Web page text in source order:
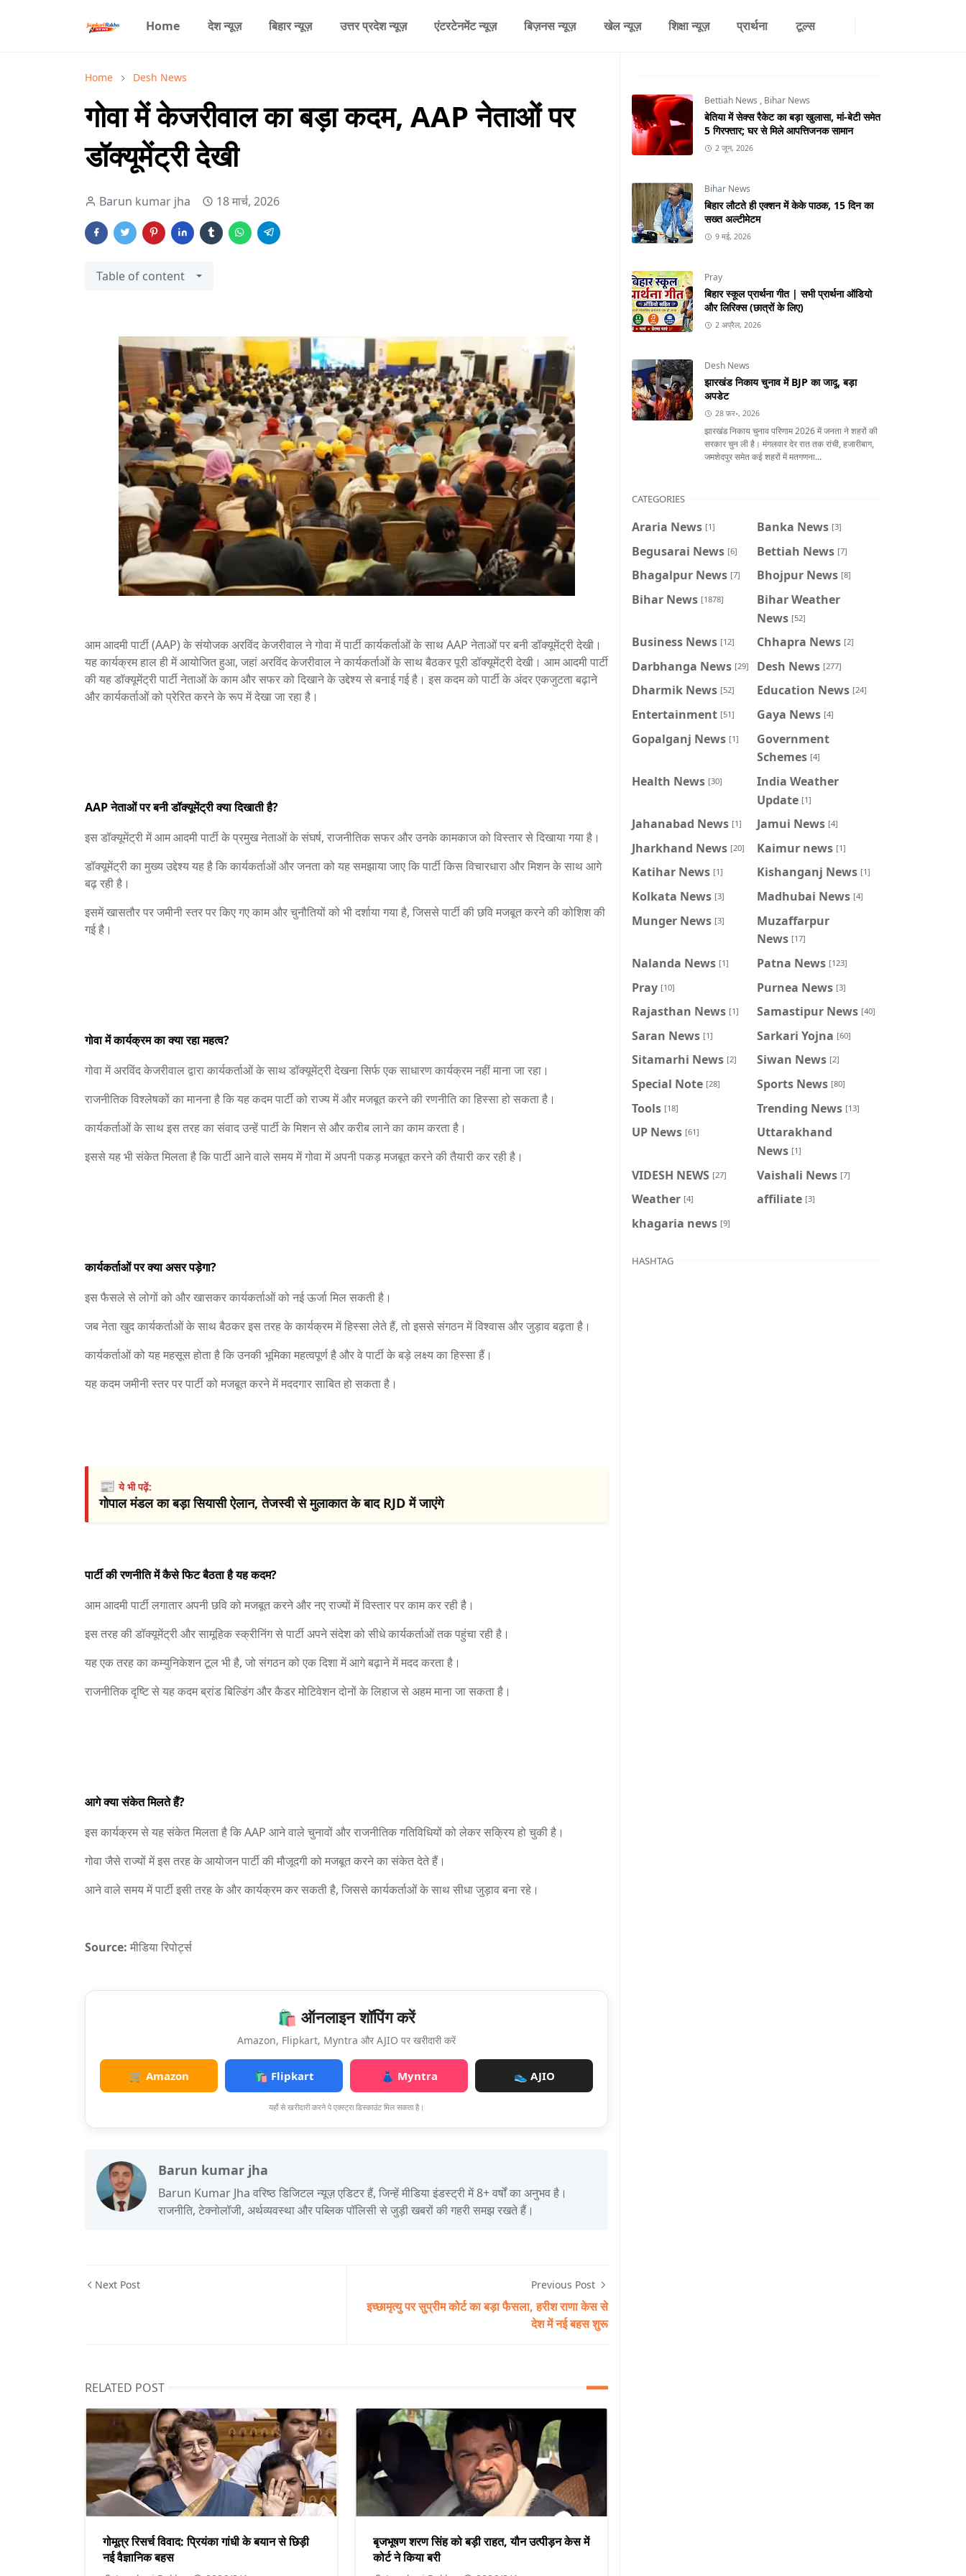
Home देश न्यूज़ बिहार न्यूज़ उत्तर प्रदेश न्यूज़ एंटरटेनमेंट न्यूज़ बिज़नस न्यूज़ खेल न्यूज़ शिक्षा न्यूज़ प्रार्थना टूल्स
Home Desh News
गोवा में केजरीवाल का बड़ा कदम, AAP नेताओं पर
डॉक्यूमेंट्री देखी
Barun kumar jha 18 मार्च, 2026
Table of content
आम आदमी पार्टी (AAP) के संयोजक अरविंद केजरीवाल ने गोवा में पार्टी कार्यकर्ताओं के साथ AAP नेताओं पर बनी डॉक्यूमेंट्री देखी।
यह कार्यक्रम हाल ही में आयोजित हुआ, जहां अरविंद केजरीवाल ने कार्यकर्ताओं के साथ बैठकर पूरी डॉक्यूमेंट्री देखी। आम आदमी पार्टी
की यह डॉक्यूमेंट्री पार्टी नेताओं के काम और सफर को दिखाने के उद्देश्य से बनाई गई है। इस कदम को पार्टी के अंदर एकजुटता बढ़ाने
और कार्यकर्ताओं को प्रेरित करने के रूप में देखा जा रहा है।
AAP नेताओं पर बनी डॉक्यूमेंट्री क्या दिखाती है?
इस डॉक्यूमेंट्री में आम आदमी पार्टी के प्रमुख नेताओं के संघर्ष, राजनीतिक सफर और उनके कामकाज को विस्तार से दिखाया गया है।
डॉक्यूमेंट्री का मुख्य उद्देश्य यह है कि कार्यकर्ताओं और जनता को यह समझाया जाए कि पार्टी किस विचारधारा और मिशन के साथ आगे
बढ़ रही है।
इसमें खासतौर पर जमीनी स्तर पर किए गए काम और चुनौतियों को भी दर्शाया गया है, जिससे पार्टी की छवि मजबूत करने की कोशिश की
गई है।
गोवा में कार्यक्रम का क्या रहा महत्व?
गोवा में अरविंद केजरीवाल द्वारा कार्यकर्ताओं के साथ डॉक्यूमेंट्री देखना सिर्फ एक साधारण कार्यक्रम नहीं माना जा रहा।
राजनीतिक विश्लेषकों का मानना है कि यह कदम पार्टी को राज्य में और मजबूत करने की रणनीति का हिस्सा हो सकता है।
कार्यकर्ताओं के साथ इस तरह का संवाद उन्हें पार्टी के मिशन से और करीब लाने का काम करता है।
इससे यह भी संकेत मिलता है कि पार्टी आने वाले समय में गोवा में अपनी पकड़ मजबूत करने की तैयारी कर रही है।
कार्यकर्ताओं पर क्या असर पड़ेगा?
इस फैसले से लोगों को और खासकर कार्यकर्ताओं को नई ऊर्जा मिल सकती है।
जब नेता खुद कार्यकर्ताओं के साथ बैठकर इस तरह के कार्यक्रम में हिस्सा लेते हैं, तो इससे संगठन में विश्वास और जुड़ाव बढ़ता है।
कार्यकर्ताओं को यह महसूस होता है कि उनकी भूमिका महत्वपूर्ण है और वे पार्टी के बड़े लक्ष्य का हिस्सा हैं।
यह कदम जमीनी स्तर पर पार्टी को मजबूत करने में मददगार साबित हो सकता है।
📰ये भी पढ़ें:
गोपाल मंडल का बड़ा सियासी ऐलान, तेजस्वी से मुलाकात के बाद RJD में जाएंगे
पार्टी की रणनीति में कैसे फिट बैठता है यह कदम?
आम आदमी पार्टी लगातार अपनी छवि को मजबूत करने और नए राज्यों में विस्तार पर काम कर रही है।
इस तरह की डॉक्यूमेंट्री और सामूहिक स्क्रीनिंग से पार्टी अपने संदेश को सीधे कार्यकर्ताओं तक पहुंचा रही है।
यह एक तरह का कम्युनिकेशन टूल भी है, जो संगठन को एक दिशा में आगे बढ़ाने में मदद करता है।
राजनीतिक दृष्टि से यह कदम ब्रांड बिल्डिंग और कैडर मोटिवेशन दोनों के लिहाज से अहम माना जा सकता है।
आगे क्या संकेत मिलते हैं?
इस कार्यक्रम से यह संकेत मिलता है कि AAP आने वाले चुनावों और राजनीतिक गतिविधियों को लेकर सक्रिय हो चुकी है।
गोवा जैसे राज्यों में इस तरह के आयोजन पार्टी की मौजूदगी को मजबूत करने का संकेत देते हैं।
आने वाले समय में पार्टी इसी तरह के और कार्यक्रम कर सकती है, जिससे कार्यकर्ताओं के साथ सीधा जुड़ाव बना रहे।
Source: मीडिया रिपोर्ट्स
🛍️ ऑनलाइन शॉपिंग करें
Amazon, Flipkart, Myntra और AJIO पर खरीदारी करें
🛒 Amazon 🛍️ Flipkart 👗 Myntra 👟 AJIO
यहाँ से खरीदारी करने पे एक्स्ट्रा डिस्काउंट मिल सकता है।
Barun kumar jha
Barun Kumar Jha वरिष्ठ डिजिटल न्यूज़ एडिटर हैं, जिन्हें मीडिया इंडस्ट्री में 8+ वर्षों का अनुभव है।
राजनीति, टेक्नोलॉजी, अर्थव्यवस्था और पब्लिक पॉलिसी से जुड़ी खबरों की गहरी समझ रखते हैं।
Next Post Previous Post
इच्छामृत्यु पर सुप्रीम कोर्ट का बड़ा फैसला, हरीश राणा केस से
देश में नई बहस शुरू
RELATED POST
गोमूत्र रिसर्च विवाद: प्रियंका गांधी के बयान से छिड़ी
नई वैज्ञानिक बहस
बृजभूषण शरण सिंह को बड़ी राहत, यौन उत्पीड़न केस में
कोर्ट ने किया बरी
Bettiah News , Bihar News
बेतिया में सेक्स रैकेट का बड़ा खुलासा, मां-बेटी समेत
5 गिरफ्तार; घर से मिले आपत्तिजनक सामान
2 जून, 2026
Bihar News
बिहार लौटते ही एक्शन में केके पाठक, 15 दिन का
सख्त अल्टीमेटम
9 मई, 2026
Pray
बिहार स्कूल प्रार्थना गीत | सभी प्रार्थना ऑडियो
और लिरिक्स (छात्रों के लिए)
2 अप्रैल, 2026
Desh News
झारखंड निकाय चुनाव में BJP का जादू, बड़ा
अपडेट
28 फ़र॰, 2026
झारखंड निकाय चुनाव परिणाम 2026 में जनता ने शहरों की
सरकार चुन ली है। मंगलवार देर रात तक रांची, हजारीबाग,
जमशेदपुर समेत कई शहरों में मतगणना...
CATEGORIES
Araria News [1] Banka News [3]
Begusarai News [6] Bettiah News [7]
Bhagalpur News [7] Bhojpur News [8]
Bihar News [1878]
Bihar Weather
News [52]
Business News [12] Chhapra News [2]
Darbhanga News [29] Desh News [277]
Dharmik News [52] Education News [24]
Entertainment [51] Gaya News [4]
Gopalganj News [1]
Government
Schemes [4]
Health News [30]
India Weather
Update [1]
Jahanabad News [1] Jamui News [4]
Jharkhand News [20] Kaimur news [1]
Katihar News [1] Kishanganj News [1]
Kolkata News [3] Madhubai News [4]
Munger News [3]
Muzaffarpur
News [17]
Nalanda News [1] Patna News [123]
Pray [10] Purnea News [3]
Rajasthan News [1] Samastipur News [40]
Saran News [1] Sarkari Yojna [60]
Sitamarhi News [2] Siwan News [2]
Special Note [28] Sports News [80]
Tools [18] Trending News [13]
UP News [61]
Uttarakhand
News [1]
VIDESH NEWS [27] Vaishali News [7]
Weather [4] affiliate [3]
khagaria news [9]
HASHTAG